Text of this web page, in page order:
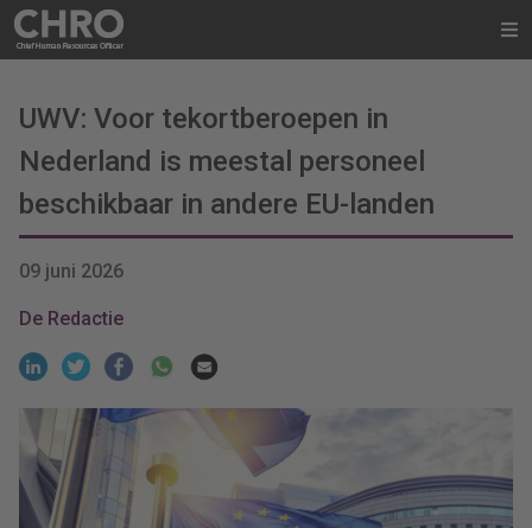
UWV: Voor tekortberoepen in
Nederland is meestal personeel
beschikbaar in andere EU-landen
09 juni 2026
De Redactie